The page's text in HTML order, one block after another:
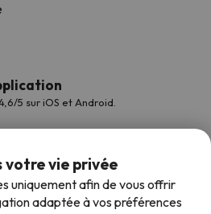
5 sur iOS et Android.
votre vie privée
uniquement afin de vous offrir
adaptée à vos préférences